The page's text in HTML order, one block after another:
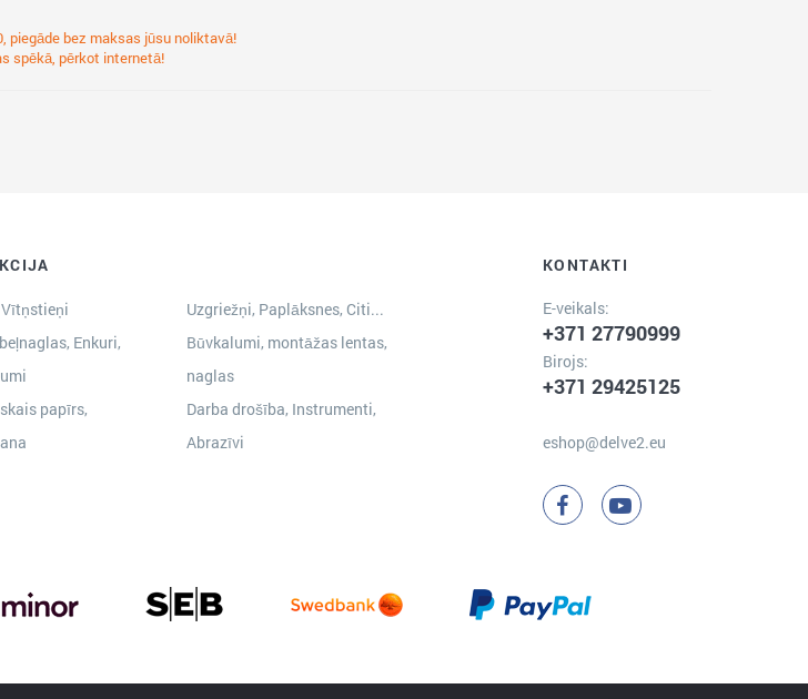
piegāde bez maksas jūsu noliktavā!
spēkā, pērkot internetā!
Uzgriežņi, Paplāksnes, Citi...
Enkuri,
Būvkalumi, montāžas lentas,
naglas
papīrs,
Darba drošība, Instrumenti,
Abrazīvi
KONTAKTI
E-veikals:
+371 27790999
Birojs:
+371 29425125
eshop@delve2.eu